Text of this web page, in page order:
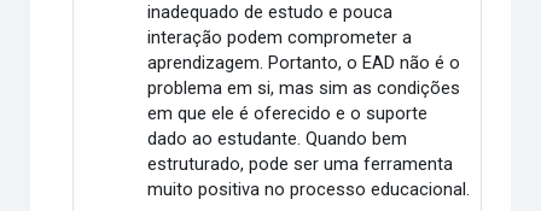
inadequado de estudo e pouca
interação podem comprometer a
aprendizagem. Portanto, o EAD não é o
problema em si, mas sim as condições
em que ele é oferecido e o suporte
dado ao estudante. Quando bem
estruturado, pode ser uma ferramenta
muito positiva no processo educacional.